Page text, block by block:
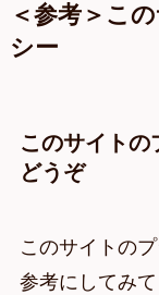
＜参考＞こ
シー
このサイトの
どうぞ
このサイトの
参考にしてみ